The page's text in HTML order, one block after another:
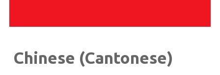
Chinese (Cantonese)